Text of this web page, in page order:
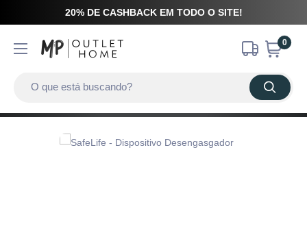
20% DE CASHBACK EM TODO O SITE!
0